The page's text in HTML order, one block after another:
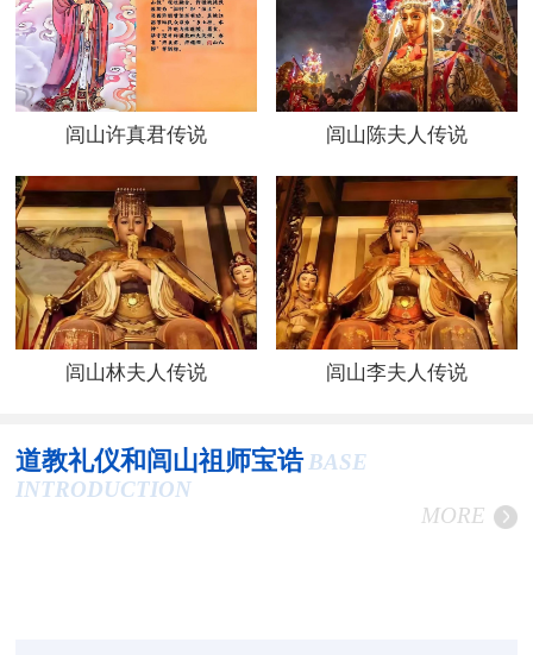
闾山许真君传说 闾山陈夫人传说
闾山林夫人传说 闾山李夫人传说
道教礼仪和闾山祖师宝诰 BASE
INTRODUCTION
MORE